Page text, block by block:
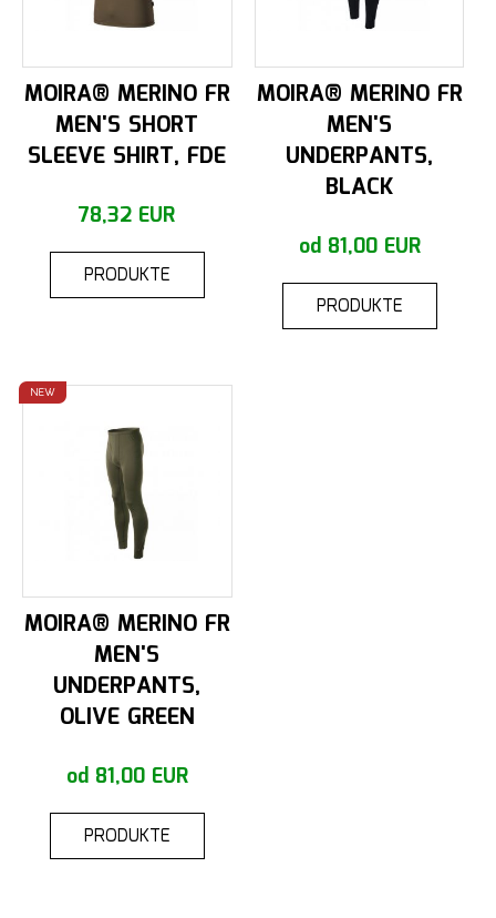
MOIRA® MERINO FR
MEN'S SHORT
SLEEVE SHIRT, FDE
78,32 EUR
PRODUKTE
MOIRA® MERINO FR
MEN'S
UNDERPANTS,
BLACK
od 81,00 EUR
PRODUKTE
NEW
MOIRA® MERINO FR
MEN'S
UNDERPANTS,
OLIVE GREEN
od 81,00 EUR
PRODUKTE